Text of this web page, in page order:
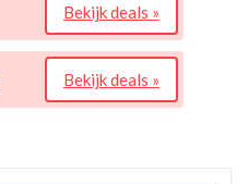
Bekijk deals »
Bekijk deals »